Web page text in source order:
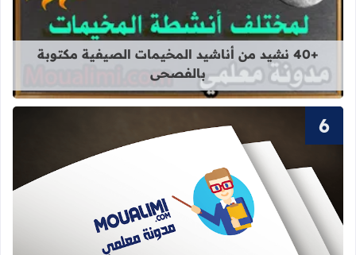
قراءة المزيد عن +40 نشيد من أناشيد المخيمات الصيفية مكتوبة بالفصحى
+40 نشيد من أناشيد المخيمات الصيفية مكتوبة
بالفصحى
قراءة المزيد عن سور القرآن الكريم